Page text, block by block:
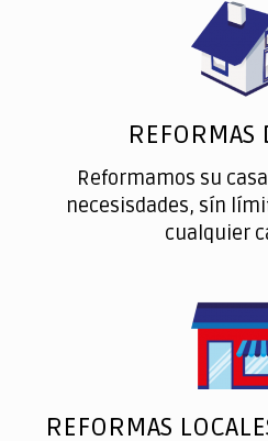
REFORMAS
Reformamos su
necesisdades, sín
cualquier
REFORMAS